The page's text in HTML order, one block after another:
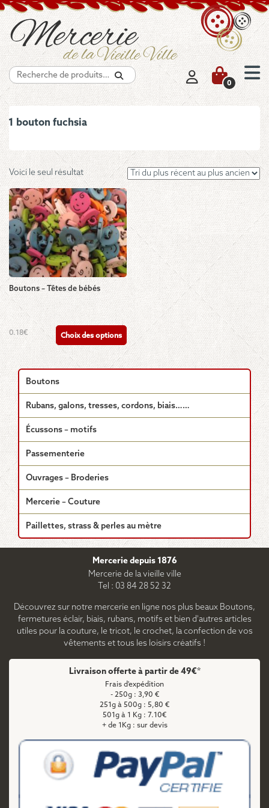
Recherche
0
1 bouton fuchsia
Voici le seul résultat
Boutons – Têtes de bébés
0.18€ Choix des options
Ce
produit
a
plusieurs
variations.
options
être
sur
page
produit
Boutons
Rubans, galons, tresses, cordons, biais……
Écussons – motifs
Passementerie
Ouvrages – Broderies
Mercerie – Couture
Paillettes, strass & perles au mètre
Mercerie depuis 1876
Mercerie de la vieille ville
Tel : 03 84 28 52 32
Découvrez sur notre mercerie en ligne nos plus beaux Boutons,
fermetures éclair, biais, rubans, motifs et bien d'autres articles
utiles pour la couture, le tricot, le crochet, la confection de vos
vêtements et tous les loisirs créatifs !
Livraison offerte à partir de 49€*
Frais d'expédition
- 250g : 3,90 €
251g à 500g : 5,80 €
501g à 1 Kg : 7.10€
+ de 1Kg : sur devis